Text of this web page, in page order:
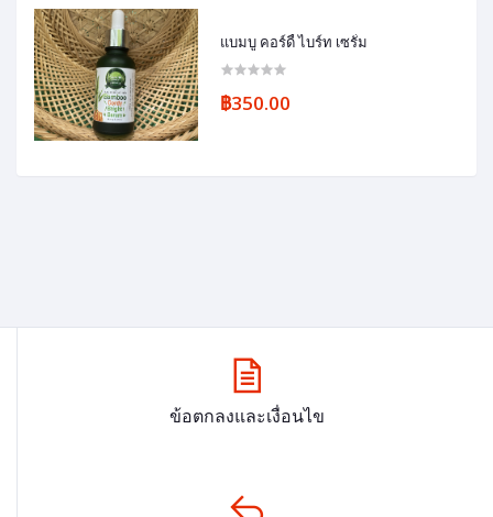
แบมบู คอร์ดี้ ไบร์ท เซรั่ม
฿350.00
ข้อตกลงและเงื่อนไข